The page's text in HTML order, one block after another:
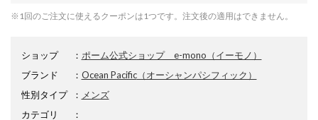
※1回のご注文に使えるクーポンは1つです。注文後の適用はできません。
ショップ ： ポーム公式ショップ e-mono（イーモノ）
ブランド
： Ocean Pacific（オーシャンパシフィック）
性別タイプ
： メンズ
カテゴリ
：